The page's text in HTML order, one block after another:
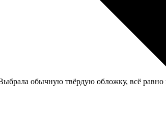
обычную твёрдую обложку, всё